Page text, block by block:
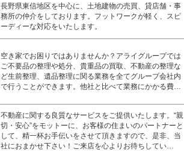
長野県東信地区を中心に、土地建物の売買、貸店舗・事
務所の仲介をしております。フットワークが軽く、スピ
ーディーな対応をいたします。
空き家でお困りではありませんか？アライグループでは
ご不要品の整理や処分、貴重品の買取、不動産の整理な
ど生前整理、遺品整理に関る業務を全てグループ会社内
で行うことができます。他社と比べて業務にかかる費…
不動産に関する良質なサービスをご提供いたします。“親
切・安心”をモットーに、お客様の住まいのパートナーと
して、精一杯お手伝いをさせて頂きますので、是非、当
社におまかせ下さい！ご来店を心よりお待ちしてい…